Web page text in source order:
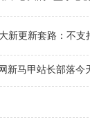
新更新套路：不支
新马甲站长部落今